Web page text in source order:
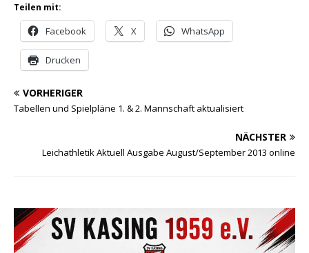
Teilen mit:
Facebook X WhatsApp
Drucken
VORHERIGER
Tabellen und Spielpläne 1. & 2. Mannschaft aktualisiert
NÄCHSTER
Leichathletik Aktuell Ausgabe August/September 2013 online